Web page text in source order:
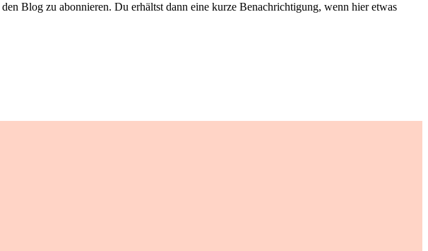
Blog zu abonnieren. Du erhältst dann eine kurze Benachrichtigung, wenn hier etwas